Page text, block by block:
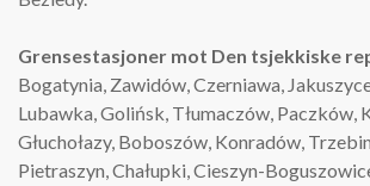
Grensestasjoner mot Den tsjekkiske
Bogatynia, Zawidów, Czerniawa,
Lubawka, Golińsk, Tłumaczów, Paczków,
Głuchołazy, Boboszów, Konradów,
Pietraszyn, Chałupki, Cieszyn-